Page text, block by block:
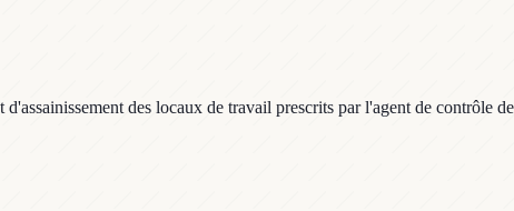
des locaux de travail prescrits par l'agent de contrôle de